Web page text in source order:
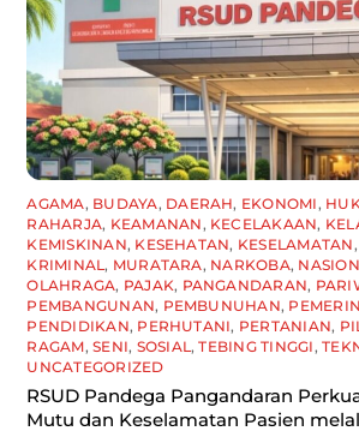
AGAMA, BUDAYA, DAERAH, EKONOMI,
RAHARJA, KEAMANAN, KECELAKAAN,
KEMISKINAN, KESEHATAN, KESELAMATAN,
KRIMINAL, MURATARA, NARKOBA,
OLAHRAGA, PAJAK, PANGANDARAN,
PEMBANGUNAN, PEMBUNUHAN,
PENDIDIKAN, PERHUTANI, PERTANIAN,
RAGAM,SENI, SOSIAL,TEBING TINGGI,
UNCATEGORIZED
RSUD Pandega Pangandaran
Mutu dan Keselamatan Pasien